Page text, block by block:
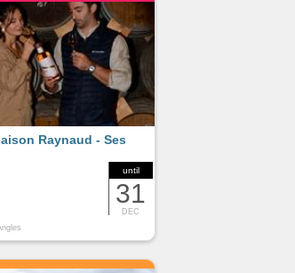
until
31
DEC
Raynaud - Ses